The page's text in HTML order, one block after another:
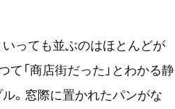
いっても並ぶのはほとんどが
て「商店街だった」とわかる静
。窓際に置かれたパンがな